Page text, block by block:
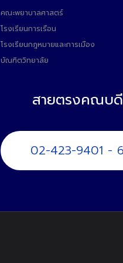
คณะพยาบาลศาสตร์
โรงเรียนการเรือน
โรงเรียนกฎหมายและการเมือง
บัณฑิตวิทยาลัย
สายตรงคณบดี
02-423-9401 -